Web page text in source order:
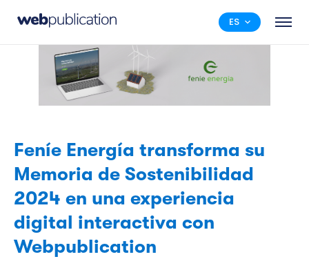
ES
Feníe Energía transforma su
Memoria de Sostenibilidad
2024 en una experiencia
digital interactiva con
Webpublication